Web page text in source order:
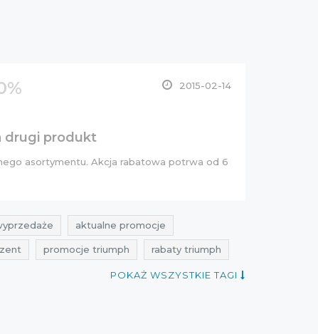
2015-02-14
drugi produkt
asortymentu. Akcja rabatowa potrwa od 6
aktualne promocje
promocje triumph rabaty triumph
cała polska obniżki
POKAŻ WSZYSTKIE TAGI